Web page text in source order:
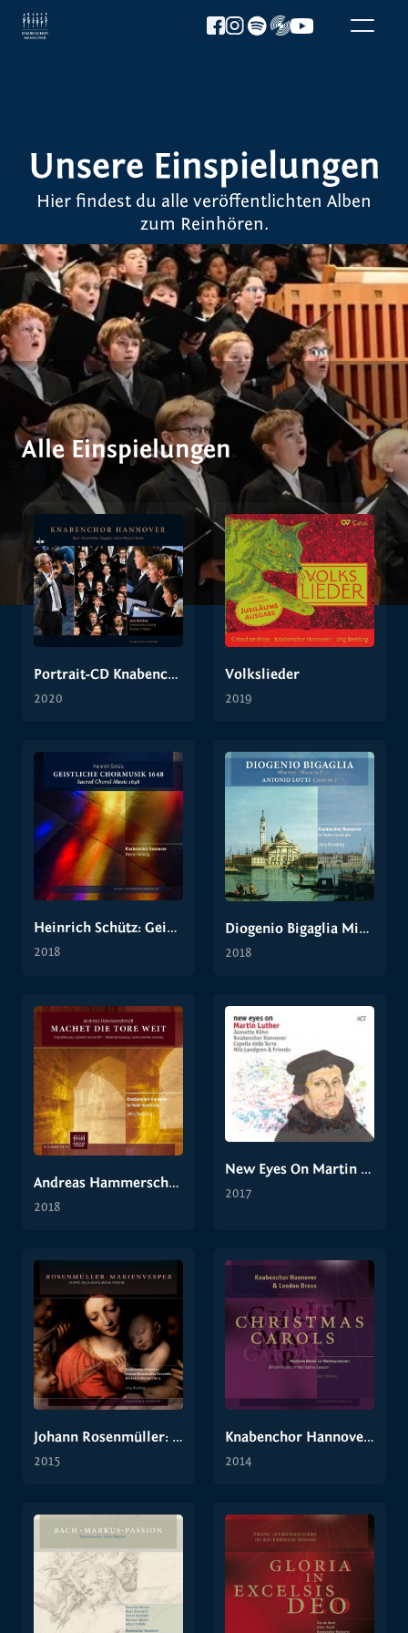
Unsere Einspielungen
Hier findest du alle veröffentlichten Alben
zum Reinhören.
Alle Einspielungen
Portrait-CD Knabenchor Hannover II
2020
Volkslieder
2019
Heinrich Schütz: Geistliche Chormusik 1648
2018
Diogenio Bigaglia Miserere - Missa in F
2018
Andreas Hammerschmidt: Machet die Tore weit
2018
New Eyes On Martin Luther
2017
Johann Rosenmüller: Marienvesper
2015
Knabenchor Hannover & London Brass: Christmas Carols
2014